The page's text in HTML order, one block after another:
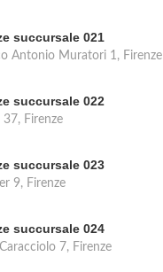
succursale 021
Antonio Muratori 1, Firenze
succursale 022
Firenze
succursale 023
9, Firenze
succursale 024
7, Firenze